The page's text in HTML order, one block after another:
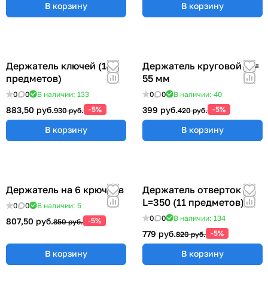
В корзину В корзину
Держатель ключей (14
предметов)
0 0 В наличии: 133
883,50 руб.930 руб. -5%
В корзину
Держатель круговой Ø =
55 мм
0 0 В наличии: 40
399 руб.420 руб. -5%
В корзину
Держатель на 6 крючков
0 0 В наличии: 5
807,50 руб.850 руб. -5%
В корзину
Держатель отверток
L=350 (11 предметов)
0 0 В наличии: 134
779 руб.820 руб. -5%
В корзину